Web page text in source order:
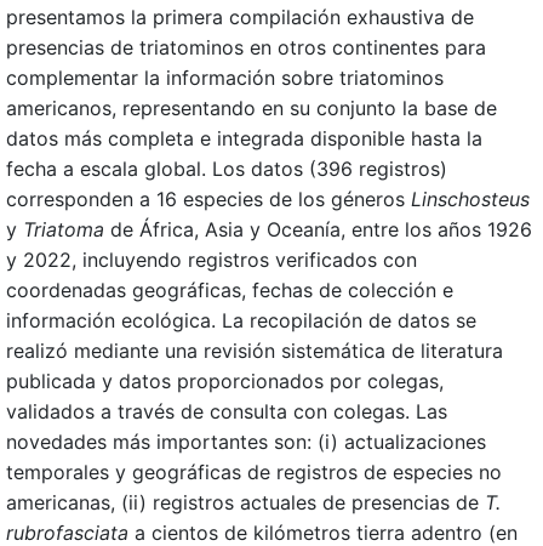
presentamos la primera compilación exhaustiva de
presencias de triatominos en otros continentes para
complementar la información sobre triatominos
americanos, representando en su conjunto la base de
datos más completa e integrada disponible hasta la
fecha a escala global. Los datos (396 registros)
corresponden a 16 especies de los géneros Linschosteus
y Triatoma de África, Asia y Oceanía, entre los años 1926
y 2022, incluyendo registros verificados con
coordenadas geográficas, fechas de colección e
información ecológica. La recopilación de datos se
realizó mediante una revisión sistemática de literatura
publicada y datos proporcionados por colegas,
validados a través de consulta con colegas. Las
novedades más importantes son: (i) actualizaciones
temporales y geográficas de registros de especies no
americanas, (ii) registros actuales de presencias de T.
rubrofasciata a cientos de kilómetros tierra adentro (en